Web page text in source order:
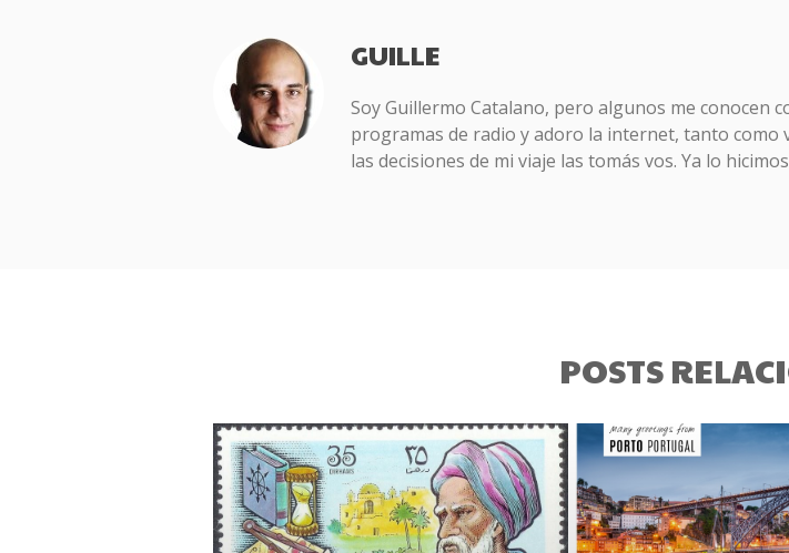
GUILLE
Soy Guillermo Catalano, pero algunos me conocen
programas de radio y adoro la internet, tanto
las decisiones de mi viaje las tomás vos. Ya lo
POSTS